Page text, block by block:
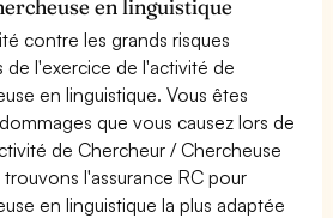
en linguistique
contre les grands risques
de l'exercice de l'activité de
en linguistique. Vous êtes
que vous causez lors de
de Chercheur / Chercheuse
l'assurance RC pour
en linguistique la plus adaptée